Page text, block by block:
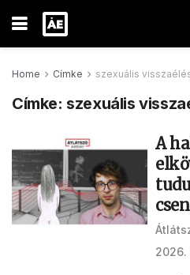
Home Címke szexuális
Címke: szexuális
A
2026.